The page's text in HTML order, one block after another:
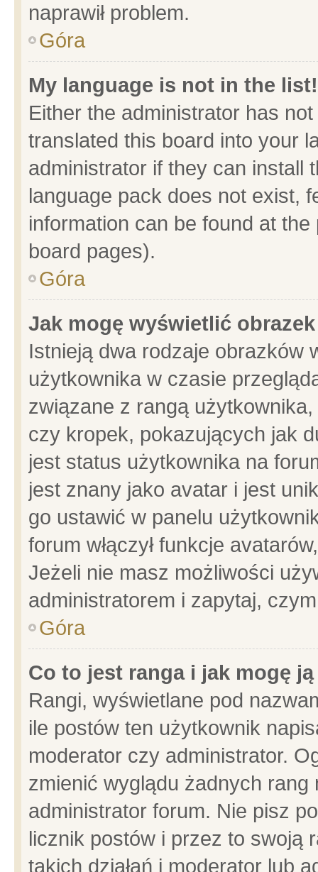
naprawił problem.
Góra
My language is not in the list!
Either the administrator has
translated this board into your
administrator if they can install
language pack does not exist,
information can be found at
board pages).
Góra
Jak mogę wyświetlić
Istnieją dwa rodzaje obrazków
użytkownika w czasie
związane z rangą
czy kropek, pokazujących jak
jest status użytkownika na
jest znany jako avatar i jest
go ustawić w panelu
forum włączył funkcje
Jeżeli nie masz możliwości
administratorem i zapytaj,
Góra
Co to jest ranga i jak mogę
Rangi, wyświetlane pod
ile postów ten użytkownik
moderator czy administrator.
zmienić wyglądu żadnych
administrator forum. Nie pisz
licznik postów i przez to swoją
takich działań i moderator lub